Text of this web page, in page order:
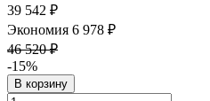
39 542 ₽
Экономия 6 978 ₽
46 520 ₽
-15%
В корзину